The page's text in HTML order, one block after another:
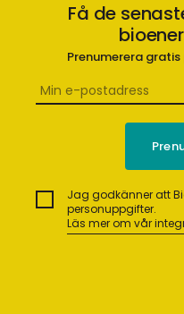
Få de
Prenumerera
Jag godkänner att
personuppgifter.
Läs mer om vår